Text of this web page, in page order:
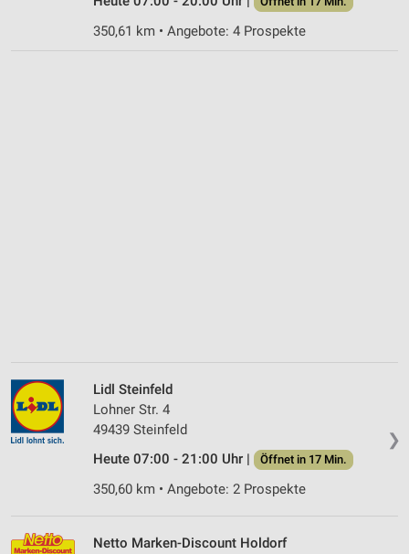
350,61 km • Angebote: 4 Prospekte
❯
Lidl Steinfeld
Lohner Str. 4
49439 Steinfeld
Heute 07:00 - 21:00 Uhr |
Öffnet in 17 Min.
350,60 km • Angebote: 2 Prospekte
Netto Marken-Discount Holdorf